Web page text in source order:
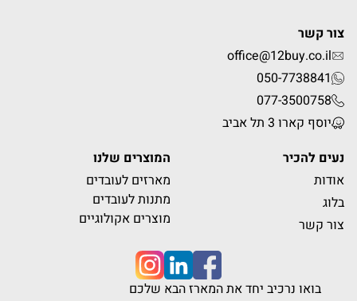
צור קשר
office@12buy.co.il
050-7738841
077-3500758
יוסף קארו 3 תל אביב
נעים להכיר
אודות
בלוג
צור קשר
המוצרים שלנו
מארזים לעובדים
מתנות לעובדים
מוצרים אקולוגיים
בואו נרכיב יחד את המארז הבא שלכם